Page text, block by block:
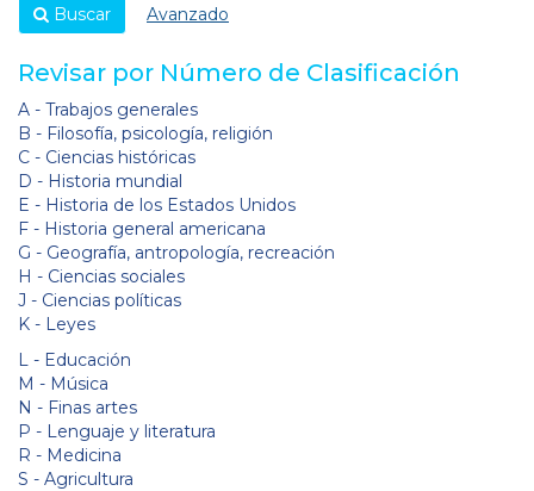
Buscar Avanzado
Revisar por Número de Clasificación
A - Trabajos generales
B - Filosofía, psicología, religión
C - Ciencias históricas
D - Historia mundial
E - Historia de los Estados Unidos
F - Historia general americana
G - Geografía, antropología, recreación
H - Ciencias sociales
J - Ciencias políticas
K - Leyes
L - Educación
M - Música
N - Finas artes
P - Lenguaje y literatura
R - Medicina
S - Agricultura